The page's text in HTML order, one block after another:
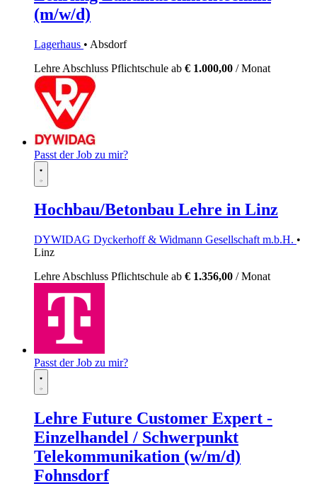
(m/w/d)
Lagerhaus • Absdorf
Lehre Abschluss Pflichtschule ab € 1.000,00 / Monat
Passt der Job zu mir?
Hochbau/Betonbau Lehre in Linz
DYWIDAG Dyckerhoff & Widmann Gesellschaft m.b.H. •
Linz
Lehre Abschluss Pflichtschule ab € 1.356,00 / Monat
Passt der Job zu mir?
Lehre Future Customer Expert -
Einzelhandel / Schwerpunkt
Telekommunikation (w/m/d)
Fohnsdorf